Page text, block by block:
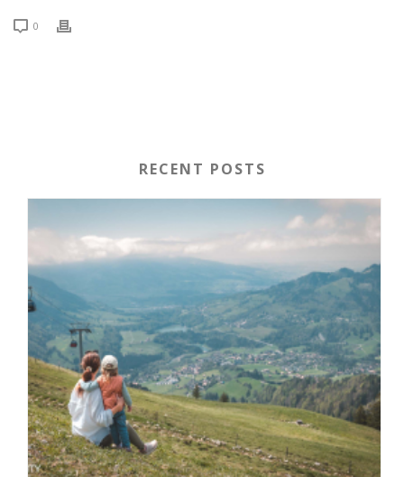
0
RECENT POSTS